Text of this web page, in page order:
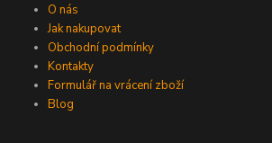
O nás
Jak nakupovat
Obchodní podmínky
Kontakty
Formulář na vrácení zboží
Blog